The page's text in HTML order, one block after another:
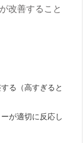
改善すること
る（高すぎると
が適切に反応し